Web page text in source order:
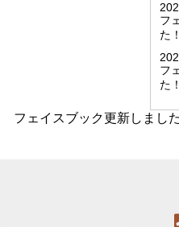
フ
た
フ
た
フェイスブック更新しました